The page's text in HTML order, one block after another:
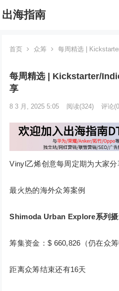
出海指南
首页 众筹 每周精选 |
每周精选 | Kickstarter/
享
8 3 月, 2025 5:05 阅读(324) 评论
Vinyl乙烯创意每周定期为大家分
最火热的海外众筹案例
Shimoda Urban Explore系列
筹集资金：$ 660,826（仍在众筹
距离众筹结束还有16天